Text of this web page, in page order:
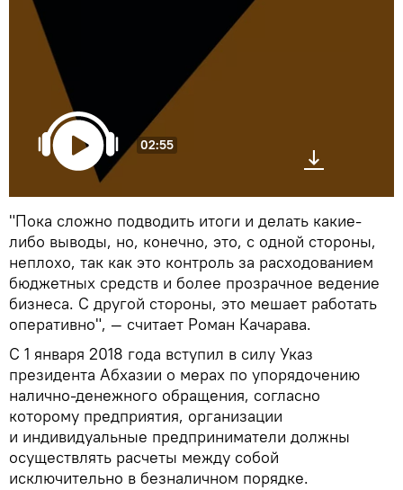
02:55
"Пока сложно подводить итоги и делать какие-
либо выводы, но, конечно, это, с одной стороны,
неплохо, так как это контроль за расходованием
бюджетных средств и более прозрачное ведение
бизнеса. С другой стороны, это мешает работать
оперативно", — считает Роман Качарава.
С 1 января 2018 года вступил в силу Указ
президента Абхазии о мерах по упорядочению
налично-денежного обращения, согласно
которому предприятия, организации
и индивидуальные предприниматели должны
осуществлять расчеты между собой
исключительно в безналичном порядке.